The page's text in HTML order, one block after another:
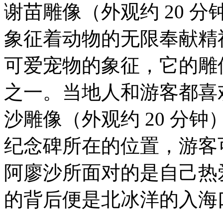
谢苗雕像（外观约 20 分
象征着动物的无限奉献
可爱宠物的象征，它的
之一。当地人和游客都
沙雕像（外观约 20 分钟
纪念碑所在的位置，游
阿廖沙所面对的是自己
的背后便是北冰洋的入